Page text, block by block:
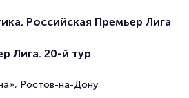
Российская Премьер Лига
Лига. 20-й тур
Ростов-на-Дону